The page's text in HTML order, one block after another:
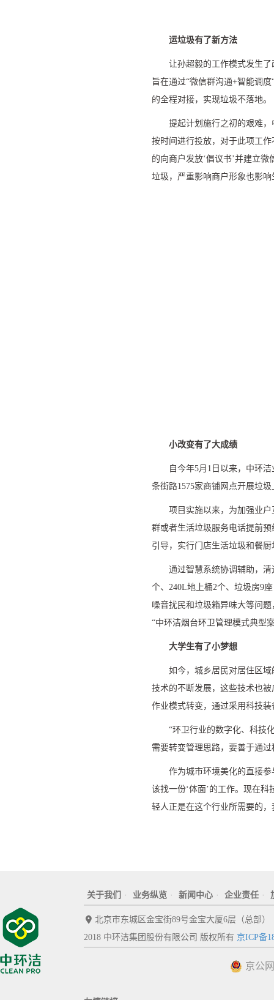
运垃圾有了新方法
让孙超毅的工作模式发生
旨在通过“微信群沟通+智能调度
的全程对接，实现垃圾不落地。
提起计划施行之初的艰难
按时间进行投放，对于此项工
的向商户发放‘倡议书’并建立微
垃圾，严重影响商户形象也影
小改变有了大成绩
自今年5月 1 日以来，中环
条街路1575家商铺网点开展垃
项目实施以来，为加强业
群或者生活垃圾服务电话提前
引导，实行门店生活垃圾和餐
通过智慧系统协调辅助，清
个、 240L地上桶2个、垃圾房9
噪音扰民和垃圾箱异味大等问题
“中环洁烟台环卫管理模式典型
大学生有了小梦想
如今，城乡居民对居住区
技术的不断发展，这些技术也
作业模式转变，通过采用科技
“环卫行业的数字化、科技
需要转变管理思路，要善于通
作为城市环境美化的直接
该找一份‘体面’的工作。现在科
轻人正是在这个行业所需要的
关于我们 · 业务纵览 · 新闻中心 · 企业责任 ·
北京市东城区金宝街89号金宝大厦6层（总部）
2018 中环洁集团股份有限公司 版权所有 京ICP备
京公